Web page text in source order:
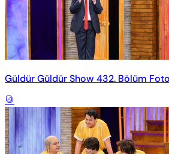
Güldür Güldür Show 432. Bölüm